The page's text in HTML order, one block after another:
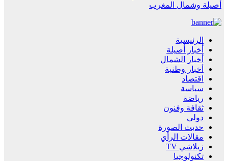
أصيلة وشمال المغرب
الرئيسية
أخبار أصيلة
أخبار الشمال
أخبار وطنية
اقتصاد
سياسة
رياضة
ثقافة وفنون
دولي
حديث الصورة
مقالات الرأي
زيلاشي TV
تكنولوجيا